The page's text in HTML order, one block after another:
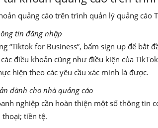
quảng cáo trên trình quản lý quảng cáo
tin đăng nhập
“Tiktok for Business”, bấm sign up để
điều khoản cũng như điều kiện của
hiện theo các yêu cầu xác minh là được.
dành cho nhà quảng cáo
nghiệp cần hoàn thiện một số thông tin
tiền tệ.